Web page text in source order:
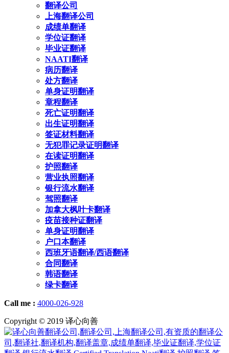
翻译公司
上海翻译公司
成绩单翻译
学位证翻译
毕业证翻译
NAATI翻译
病历翻译
处方翻译
单身证明翻译
章程翻译
死亡证明翻译
出生证明翻译
签证材料翻译
无犯罪记录证明翻译
在读证明翻译
护照翻译
营业执照翻译
银行流水翻译
驾照翻译
加拿大枫叶卡翻译
疫苗接种证翻译
单身证明翻译
户口本翻译
西班牙语翻译/西语翻译
合同翻译
韩语翻译
绿卡翻译
Call me : 4000-026-928
Copyright © 2019 译心向善